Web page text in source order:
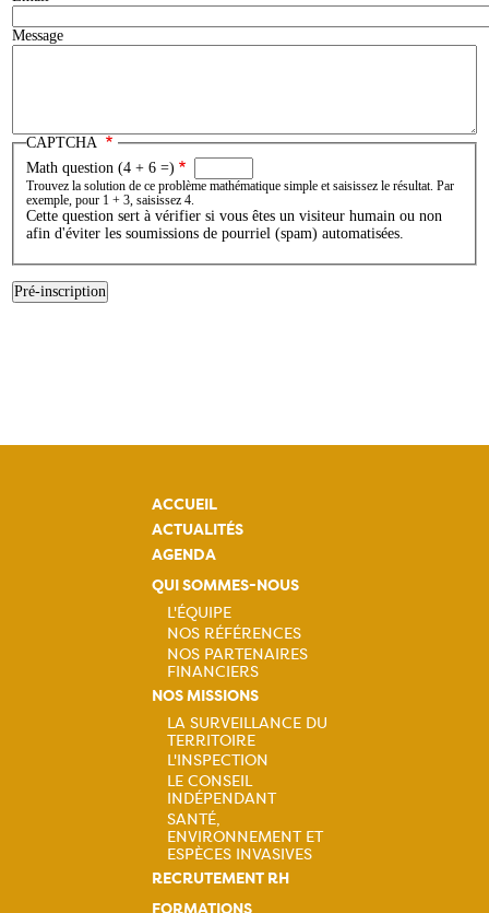
Message
CAPTCHA
Math question (4 + 6 =)
Trouvez la solution de ce problème mathématique simple et saisissez le résultat. Par
exemple, pour 1 + 3, saisissez 4.
Cette question sert à vérifier si vous êtes un visiteur humain ou non
afin d'éviter les soumissions de pourriel (spam) automatisées.
ACCUEIL
ACTUALITÉS
AGENDA
QUI SOMMES-NOUS
Navigation
principale
L'ÉQUIPE
NOS RÉFÉRENCES
NOS PARTENAIRES
FINANCIERS
NOS MISSIONS
Navigation
principale
LA SURVEILLANCE DU
TERRITOIRE
L'INSPECTION
LE CONSEIL
INDÉPENDANT
SANTÉ,
ENVIRONNEMENT ET
ESPÈCES INVASIVES
RECRUTEMENT RH